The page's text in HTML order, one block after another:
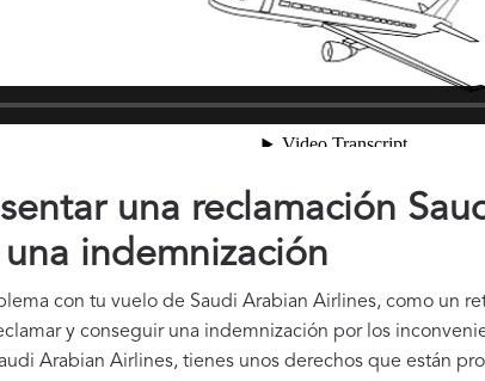
una reclamación
indemnización
con tu vuelo de Saudi Arabian Airlines, como un
y conseguir una indemnización por los
Arabian Airlines, tienes unos derechos que están